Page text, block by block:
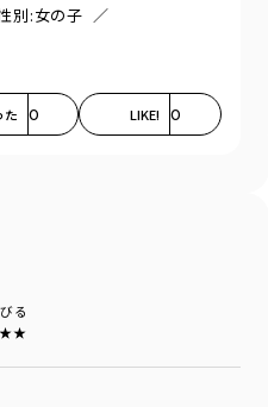
別:女の子
た 0 LIKE! 0
る